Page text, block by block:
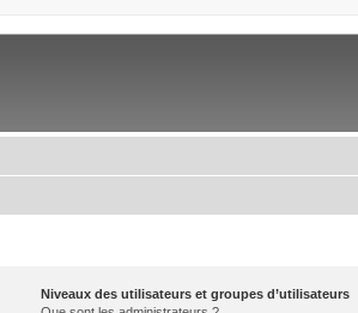
Niveaux des utilisateurs et groupes d’utilisateurs